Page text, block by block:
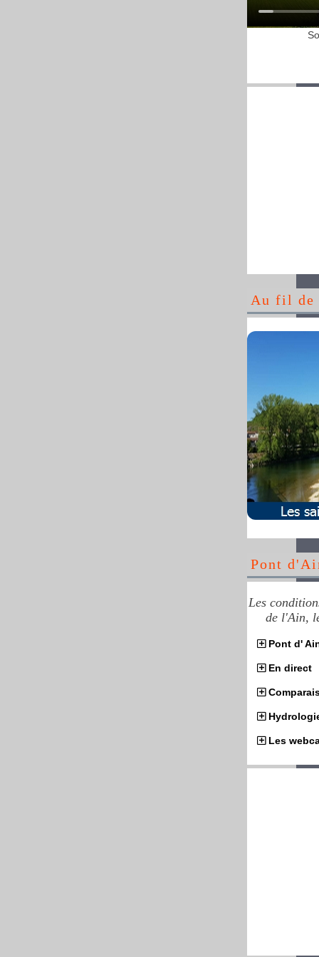
Au fil
Pont
Les
de l'Ain,
Pont d'
En direct
Les